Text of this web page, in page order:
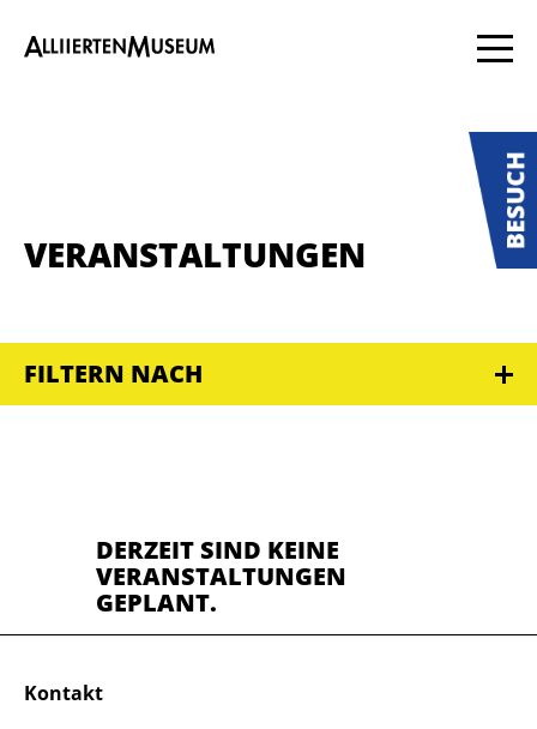
VERANSTALTUNGEN
FILTERN NACH
DERZEIT SIND KEINE
VERANSTALTUNGEN
GEPLANT.
Kontakt